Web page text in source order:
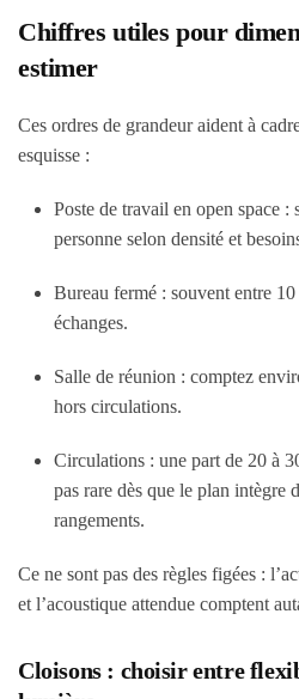
Chiffres utiles pour
estimer
Ces ordres de grandeur aident à
esquisse :
Poste de travail en open space :
personne selon densité et
Bureau fermé : souvent entre
échanges.
Salle de réunion : comptez
hors circulations.
Circulations : une part de 20 à
pas rare dès que le plan intègre
rangements.
Ce ne sont pas des règles figées :
et l’acoustique attendue comptent
Cloisons : choisir entre